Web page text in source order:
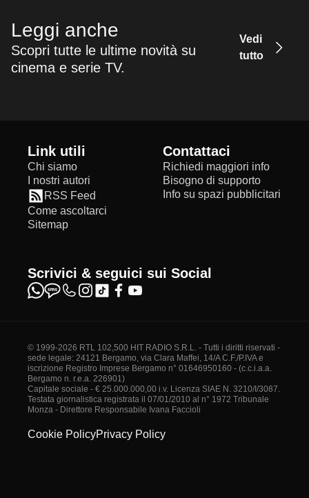
Leggi anche
Scopri tutte le ultime novità su
cinema e serie TV.
Vedi
tutto
Link utili
Chi siamo
I nostri autori
RSS Feed
Come ascoltarci
Sitemap
Contattaci
Richiedi maggiori info
Bisogno di supporto
Info su spazi pubblicitari
Scrivici & seguici sui Social
© 1999-2026 RTL 102,500 HIT RADIO S.R.L. - Tutti i diritti riservati -
sede legale: 24121 Bergamo, via Clara Maffei, 14/A C.F./P.IVA e
iscrizione Registro Imprese Bergamo n° 01646950160 - (c.c.i.a.a.
Bergamo n. r.e.a. 226901)
Capitale sociale - € 25.000.000,00 i.v. Licenza SIAE N. 3210/I/3087.
Testata giornalistica registrata il 07/01/2010 al n° 1972 Tribunale
Monza - Direttore Responsabile Ivana Faccioli
Cookie PolicyPrivacy Policy